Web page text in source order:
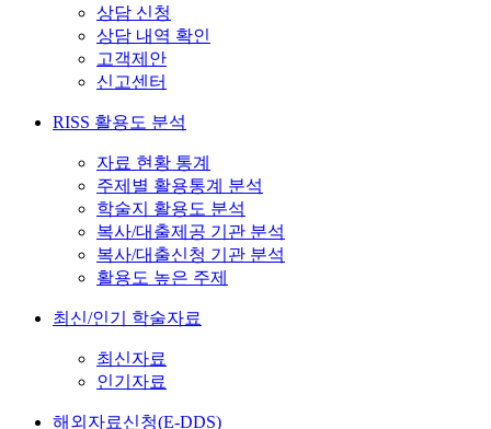
상담 신청
상담 내역 확인
고객제안
신고센터
RISS 활용도 분석
자료 현황 통계
주제별 활용통계 분석
학술지 활용도 분석
복사/대출제공 기관 분석
복사/대출신청 기관 분석
활용도 높은 주제
최신/인기 학술자료
최신자료
인기자료
해외자료신청(E-DDS)